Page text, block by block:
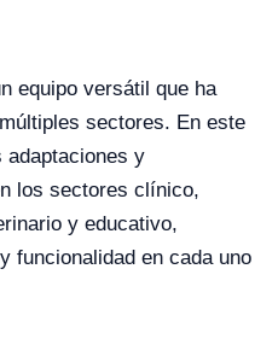
equipo versátil que ha
sectores. En este
y
los sectores clínico,
y educativo,
funcionalidad en cada uno